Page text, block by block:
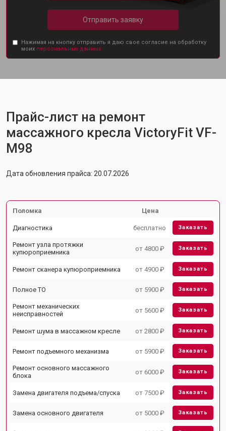
Отправить заявку
Нажимая на кнопку отправить я даю свое согласие на обработку
моих персональных данных.
Прайс-лист на ремонт
массажного кресла VictoryFit VF-
M98
Дата обновления прайса: 20.07.2026
Поломка Цена
Диагностика бесплатно Заказать
Ремонт узла протяжки
купюроприемника
от 4800 ₽ Заказать
Ремонт сканера купюроприемника от 4900 ₽ Заказать
Полное ТО от 5900 ₽ Заказать
Ремонт механических
неисправностей
от 5600 ₽ Заказать
Ремонт шума в массажном кресле от 2800 ₽ Заказать
Ремонт подъемного механизма от 5900 ₽ Заказать
Ремонт основного массажного
блока
от 6000 ₽ Заказать
Замена двигателя подъема/спуска от 7500 ₽ Заказать
Замена основного двигателя от 5000 ₽ Заказать